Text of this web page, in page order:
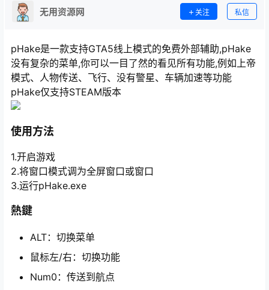
无用资源网 关注 私信
pHake是一款支持GTA5线上模式的免费外部辅助,pHake
没有复杂的菜单,你可以一目了然的看见所有功能,例如上帝
模式、人物传送、飞行、没有警星、车辆加速等功能
pHake仅支持STEAM版本
使用方法
1.开启游戏
2.将窗口模式调为全屏窗口或窗口
3.运行pHake.exe
熱鍵
ALT：切换菜单
鼠标左/右：切换功能
Num0：传送到航点